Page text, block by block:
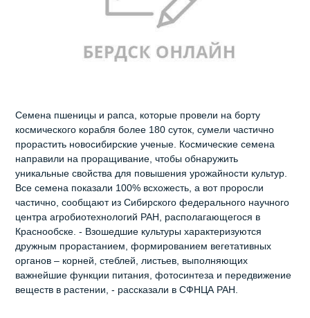
Семена пшеницы и рапса, которые провели на борту
космического корабля более 180 суток, сумели частично
прорастить новосибирские ученые. Космические семена
направили на проращивание, чтобы обнаружить
уникальные свойства для повышения урожайности культур.
Все семена показали 100% всхожесть, а вот проросли
частично, сообщают из Сибирского федерального научного
центра агробиотехнологий РАН, располагающегося в
Краснообске. - Взошедшие культуры характеризуются
дружным прорастанием, формированием вегетативных
органов – корней, стеблей, листьев, выполняющих
важнейшие функции питания, фотосинтеза и передвижение
веществ в растении, - рассказали в СФНЦА РАН.